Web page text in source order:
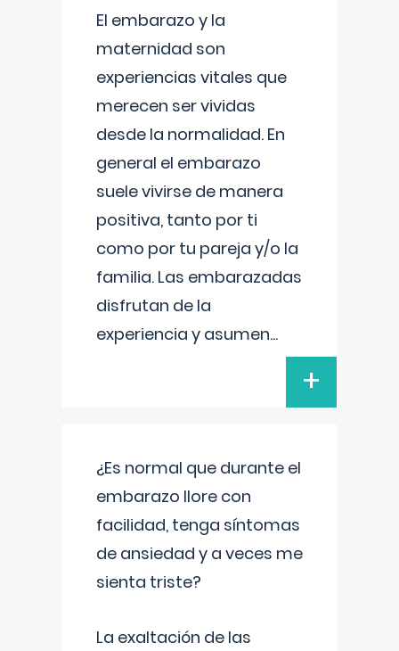
El embarazo y la
maternidad son
experiencias vitales que
merecen ser vividas
desde la normalidad. En
general el embarazo
suele vivirse de manera
positiva, tanto por ti
como por tu pareja y/o la
familia. Las embarazadas
disfrutan de la
experiencia y asumen...
+
¿Es normal que durante el
embarazo llore con
facilidad, tenga síntomas
de ansiedad y a veces me
sienta triste?
La exaltación de las